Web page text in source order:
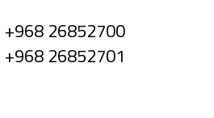
+968 26852700
+968 26852701